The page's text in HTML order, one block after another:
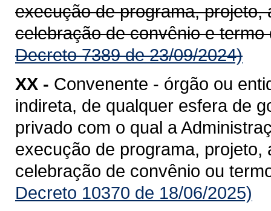
execução de programa,
celebração de convênio e
Decreto 7389 de 23/09/2024)
XX - Convenente - órgão ou
indireta, de qualquer esfera de
privado com o qual a
execução de programa,
celebração de convênio ou
Decreto 10370 de 18/06/2025)